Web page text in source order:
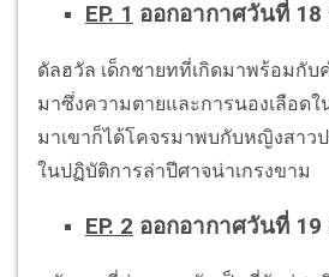
EP. 1 ออกอากาศวันที่ 18
ดัลฮวัล เด็กชายทที่เกิดมาพร้อมกั
มาซึ่งความตายและการนองเลือด
มาเขาก็ได้โคจรมาพบกับหญิงสาว
ในปฏิบัติการล่าปีศาจน่าเกรงขาม
EP. 2 ออกอากาศวันที่ 19